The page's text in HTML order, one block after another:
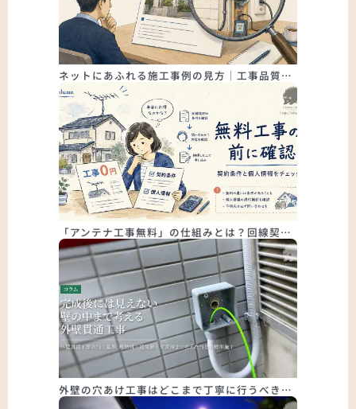
ネットにあふれる施工事例の見方｜工事品質…
「アンテナ工事無料」の仕組みとは？回線契…
外壁の穴あけ工事はどこまで丁寧に行うべき…